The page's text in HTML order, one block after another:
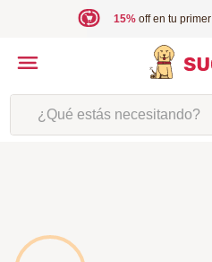
15%off en tu primer
¿Qué estás necesitando?